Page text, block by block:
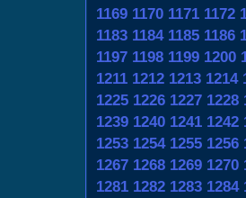
1169 1170 1171 1172
1183 1184 1185 1186
1197 1198 1199 1200
1211 1212 1213 1214
1225 1226 1227 1228
1239 1240 1241 1242
1253 1254 1255 1256
1267 1268 1269 1270
1281 1282 1283 1284